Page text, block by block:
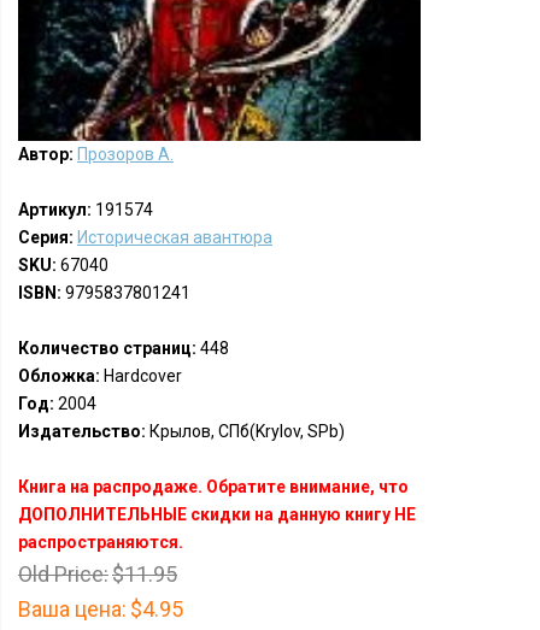
Автор: Прозоров А.
Артикул: 191574
Серия: Историческая авантюра
SKU: 67040
ISBN: 9795837801241
Количество страниц: 448
Обложка: Hardcover
Год: 2004
Издательство: Крылов, СПб(Krylov, SPb)
Книга на распродаже. Обратите внимание, что
ДОПОЛНИТЕЛЬНЫЕ скидки на данную книгу НЕ
распространяются.
Old Price:$11.95
Ваша цена: $4.95